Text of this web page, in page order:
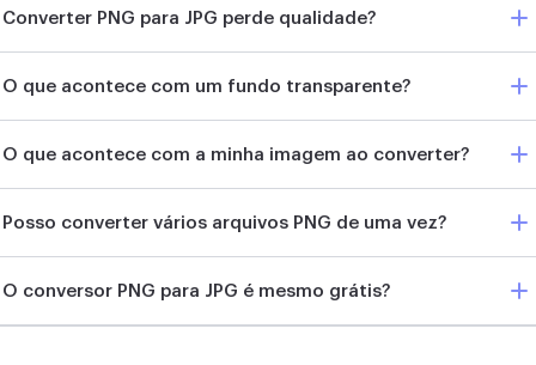
Converter PNG para JPG perde qualidade?
O que acontece com um fundo transparente?
O que acontece com a minha imagem ao converter?
Posso converter vários arquivos PNG de uma vez?
O conversor PNG para JPG é mesmo grátis?